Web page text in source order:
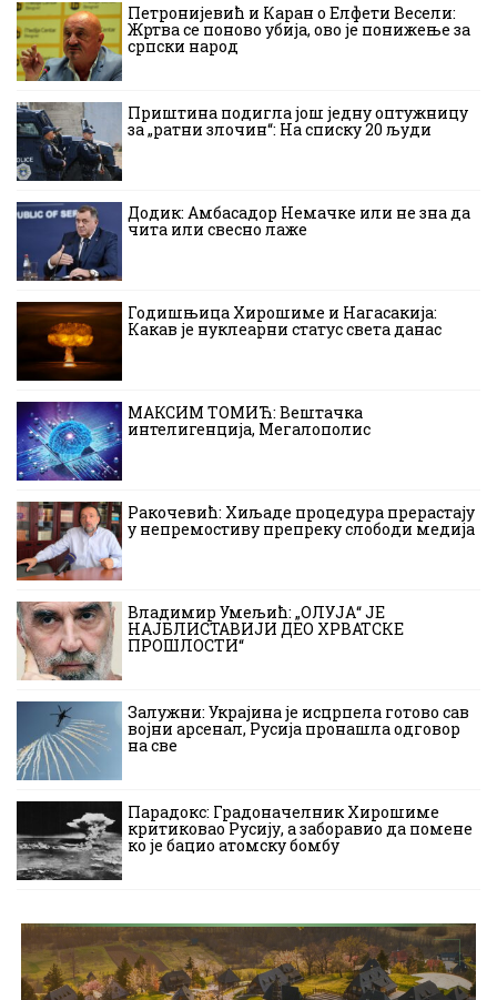
Петронијевић и Каран о Елфети Весели:
Жртва се поново убија, ово је понижење за
српски народ
Приштина подигла још једну оптужницу
за „ратни злочин“: На списку 20 људи
Додик: Амбасадор Немачке или не зна да
чита или свесно лаже
Годишњица Хирошиме и Нагасакија:
Какав је нуклеарни статус света данас
МАКСИМ ТОМИЋ: Вештачка
интелигенција, Мегалополис
Ракочевић: Хиљаде процедура прерастају
у непремостиву препреку слободи медија
Владимир Умељић: „ОЛУЈА“ ЈЕ
НАЈБЛИСТАВИЈИ ДЕО ХРВАТСКЕ
ПРОШЛОСТИ“
Залужни: Украјина је исцрпела готово сав
војни арсенал, Русија пронашла одговор
на све
Парадокс: Градоначелник Хирошиме
критиковао Русију, а заборавио да помене
ко је бацио атомску бомбу